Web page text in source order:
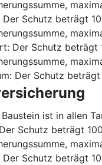
Der Schutz beträgt
Der Schutz beträgt
Der Schutz
ist in allen
Schutz beträgt
Der Schutz beträgt